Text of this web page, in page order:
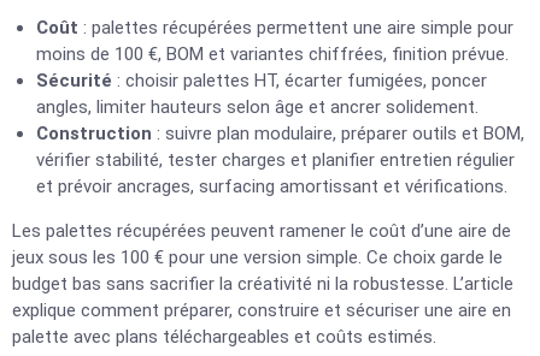
Coût : palettes récupérées permettent une aire simple pour
moins de 100 €, BOM et variantes chiffrées, finition prévue.
Sécurité : choisir palettes HT, écarter fumigées, poncer
angles, limiter hauteurs selon âge et ancrer solidement.
Construction : suivre plan modulaire, préparer outils et BOM,
vérifier stabilité, tester charges et planifier entretien régulier
et prévoir ancrages, surfacing amortissant et vérifications.
Les palettes récupérées peuvent ramener le coût d’une aire de
jeux sous les 100 € pour une version simple. Ce choix garde le
budget bas sans sacrifier la créativité ni la robustesse. L’article
explique comment préparer, construire et sécuriser une aire en
palette avec plans téléchargeables et coûts estimés.